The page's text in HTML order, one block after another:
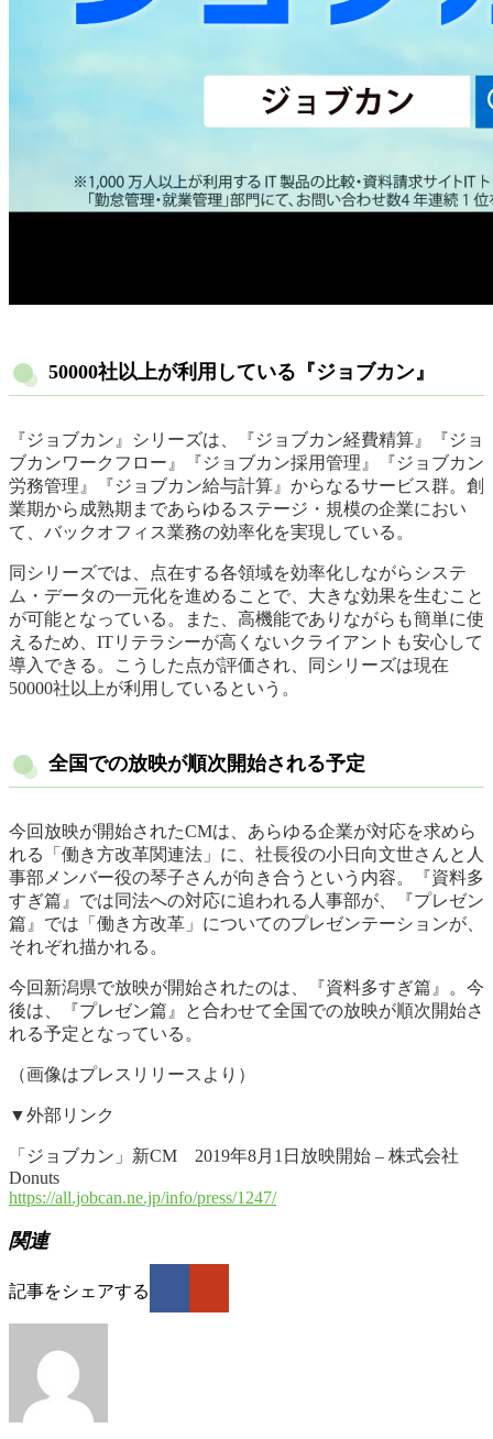
50000社以上が利用している『ジョブカン』
『ジョブカン』シリーズは、『ジョブカン経費精算』『ジョ
ブカンワークフロー』『ジョブカン採用管理』『ジョブカン
労務管理』『ジョブカン給与計算』からなるサービス群。創
業期から成熟期まであらゆるステージ・規模の企業におい
て、バックオフィス業務の効率化を実現している。
同シリーズでは、点在する各領域を効率化しながらシステ
ム・データの一元化を進めることで、大きな効果を生むこと
が可能となっている。また、高機能でありながらも簡単に使
えるため、ITリテラシーが高くないクライアントも安心して
導入できる。こうした点が評価され、同シリーズは現在
50000社以上が利用しているという。
全国での放映が順次開始される予定
今回放映が開始されたCMは、あらゆる企業が対応を求めら
れる「働き方改革関連法」に、社長役の小日向文世さんと人
事部メンバー役の琴子さんが向き合うという内容。『資料多
すぎ篇』では同法への対応に追われる人事部が、『プレゼン
篇』では「働き方改革」についてのプレゼンテーションが、
それぞれ描かれる。
今回新潟県で放映が開始されたのは、『資料多すぎ篇』。今
後は、『プレゼン篇』と合わせて全国での放映が順次開始さ
れる予定となっている。
（画像はプレスリリースより）
▼外部リンク
「ジョブカン」新CM 2019年8月1日放映開始 – 株式会社
Donuts
https://all.jobcan.ne.jp/info/press/1247/
関連
記事をシェアする